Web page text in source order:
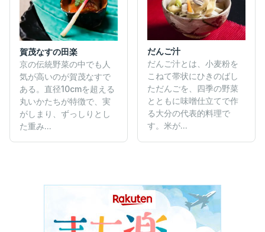
賀茂なすの田楽
京の伝統野菜の中でも人
気が高いのが賀茂なすで
ある。直径10cmを超える
丸いかたちが特徴で、実
がしまり、ずっしりとし
た重み...
だんご汁
だんご汁とは、小麦粉を
こねて帯状にひきのばし
ただんごを、四季の野菜
とともに味噌仕立てで作
る大分の代表的料理で
す。米が...